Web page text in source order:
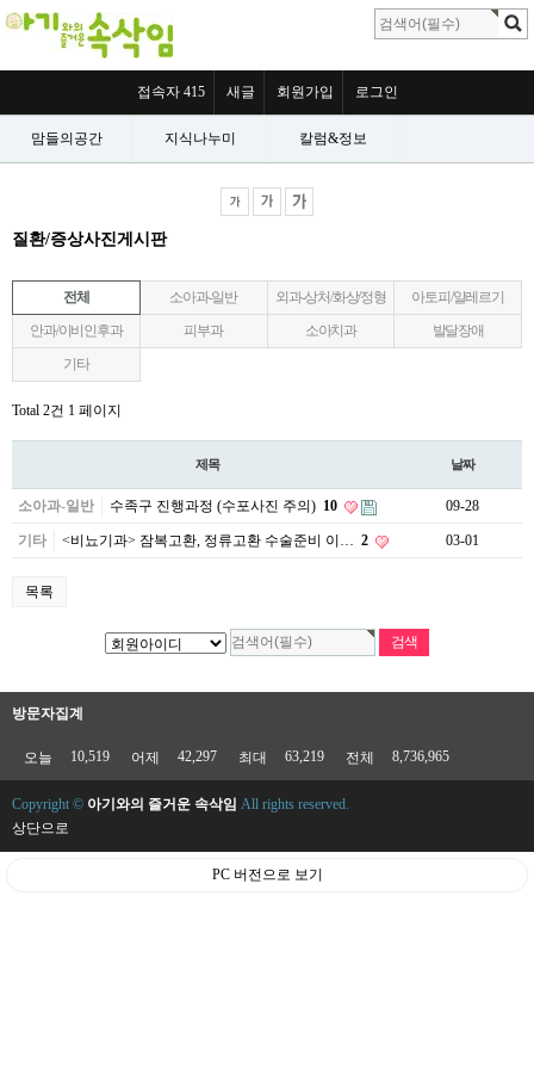
접속자 415 새글 회원가입 로그인
맘들의공간 지식나누미 칼럼&정보
질환/증상사진게시판
전체 소아과-일반 외과-상처/화상/정형
아토피/알레르기
안과/이비인후과
피부과 소아치과
발달장애
기타
Total 2건 1 페이지
제목 날짜
소아과-일반 수족구 진행과정 (수포사진 주의) 10 09-28
기타 <비뇨기과> 잠복고환, 정류고환 수술준비 이… 2 03-01
목록
방문자집계
오늘 10,519 어제 42,297 최대 63,219 전체 8,736,965
Copyright © 아기와의 즐거운 속삭임 All rights reserved.
상단으로
PC 버전으로 보기